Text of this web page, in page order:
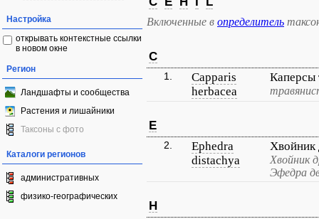
Настройка
открывать контекстные ссылки
в новом окне
Регион
Ландшафты и сообщества
Растения и лишайники
Таксоны с фото
Каталоги регионов
административных
физико-географических
Включенные в определитель
C
1.
Capparis
herbacea
Каперсы
E
2.
Ephedra
distachya
Хвойник
Хвойник
Эфедра
H